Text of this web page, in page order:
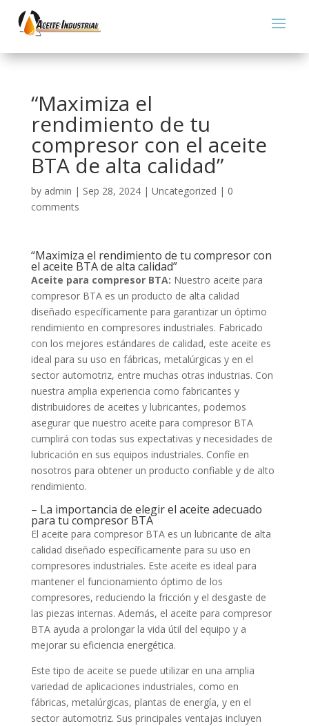
“Maximiza el
rendimiento de tu
compresor con el aceite
BTA de alta calidad”
by admin | Sep 28, 2024| Uncategorized | 0
comments
“Maximiza el rendimiento de tu compresor con
el aceite BTA de alta calidad”
Aceite para compresor BTA: Nuestro aceite para
compresor BTA es un producto de alta calidad
diseñado específicamente para garantizar un óptimo
rendimiento en compresores industriales. Fabricado
con los mejores estándares de calidad, este aceite es
ideal para su uso en fábricas, metalúrgicas y en el
sector automotriz, entre muchas otras industrias. Con
nuestra amplia experiencia como fabricantes y
distribuidores de aceites y lubricantes, podemos
asegurar que nuestro aceite para compresor BTA
cumplirá con todas sus expectativas y necesidades de
lubricación en sus equipos industriales. Confíe en
nosotros para obtener un producto confiable y de alto
rendimiento.
– La importancia de elegir el aceite adecuado
para tu compresor BTA
El aceite para compresor BTA es un lubricante de alta
calidad diseñado específicamente para su uso en
compresores industriales. Este aceite es ideal para
mantener el funcionamiento óptimo de los
compresores, reduciendo la fricción y el desgaste de
las piezas internas. Además, el aceite para compresor
BTA ayuda a prolongar la vida útil del equipo y a
mejorar su eficiencia energética.
Este tipo de aceite se puede utilizar en una amplia
variedad de aplicaciones industriales, como en
fábricas, metalúrgicas, plantas de energía, y en el
sector automotriz. Sus principales ventajas incluyen